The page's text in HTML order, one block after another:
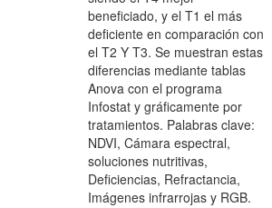
beneficiado, y el T1 el más
deficiente en comparación con
el T2 Y T3. Se muestran estas
diferencias mediante tablas
Anova con el programa
Infostat y gráficamente por
tratamientos. Palabras clave:
NDVI, Cámara espectral,
soluciones nutritivas,
Deficiencias, Refractancia,
Imágenes infrarrojas y RGB.